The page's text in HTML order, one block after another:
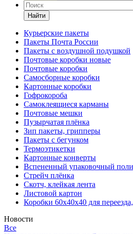
Найти
Курьерские пакеты
Пакеты Почта России
Пакеты с воздушной подушкой
Почтовые коробки новые
Почтовые коробки
Самосборные коробки
Картонные коробки
Гофрокороба
Самоклеящиеся карманы
Почтовые мешки
Пузырчатая плёнка
Зип пакеты, грипперы
Пакеты с бегунком
Термоэтикетки
Картонные конверты
Вспененный упаковочный
Стрейч плёнка
Скотч, клейкая лента
Листовой картон
Коробки 60х40х40 для
Новости
Все